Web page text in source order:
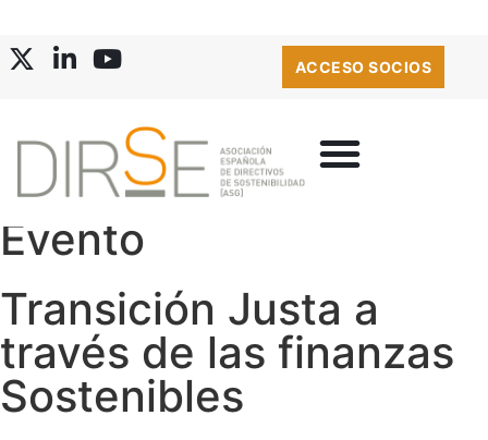
ACCESO SOCIOS
Evento
Transición Justa a
través de las finanzas
Sostenibles